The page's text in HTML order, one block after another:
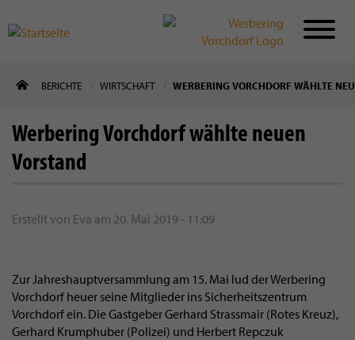
zum
BERICHTE WIRTSCHAFT WERBERING VORCHDORF WÄHLTE
Werbering Vorchdorf wählte neuen
Vorstand
Erstellt von Eva am 20. Mai 2019 - 11:09
Zur Jahreshauptversammlung am 15. Mai lud der Werbering
Vorchdorf heuer seine Mitglieder ins Sicherheitszentrum
Vorchdorf ein. Die Gastgeber Gerhard Strassmair (Rotes Kreuz),
Gerhard Krumphuber (Polizei) und Herbert Repczuk